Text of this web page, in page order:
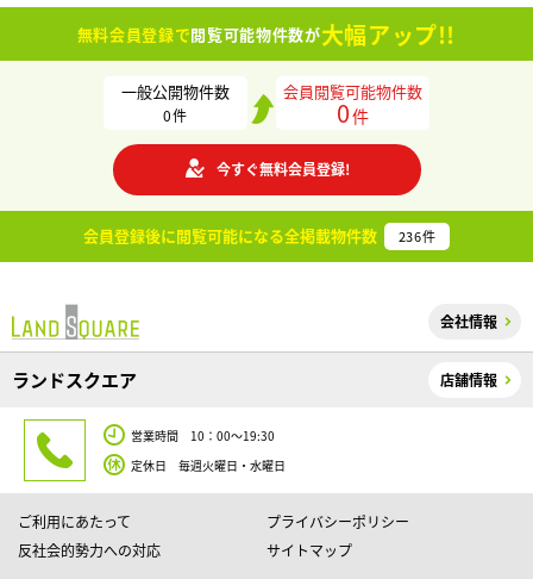
無料会員登録で閲覧可能物件数が大幅アップ!!
一般公開物件数
0件
会員閲覧可能物件数
0件
今すぐ無料会員登録!
会員登録後に閲覧可能になる全掲載物件数 236件
会社情報
ランドスクエア 店舗情報
営業時間 10：00～19:30
定休日 毎週火曜日・水曜日
ご利用にあたって
プライバシーポリシー
反社会的勢力への対応
サイトマップ